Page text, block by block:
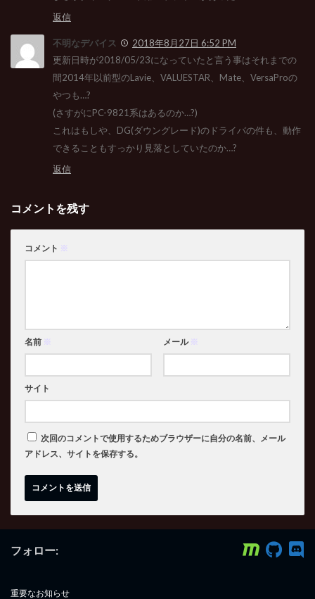
返信
不明なデバイス
2018年8月27日 6:52 PM
更新日時が2018/05/23になっていたと言う事はそれまでの
間2014年以前型のLavie、VALUESTAR、Mate、VersaProの
やつも…?
(さすがにPC-9821系はあるのか…?)
これはもしや、DG(ダウングレード)のドライバの件も、動作
できることもすっかり見落としていたのか…?
返信
コメントを残す
コメント ※
名前 ※ メール ※
サイト
次回のコメントで使用するためブラウザーに自分の名前、メール
アドレス、サイトを保存する。
フォロー:
重要なお知らせ